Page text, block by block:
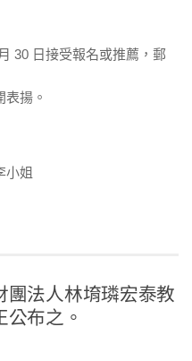
30 日接受報名或推薦，郵
揚。
小姐
團法人林堉璘宏泰教
布之。